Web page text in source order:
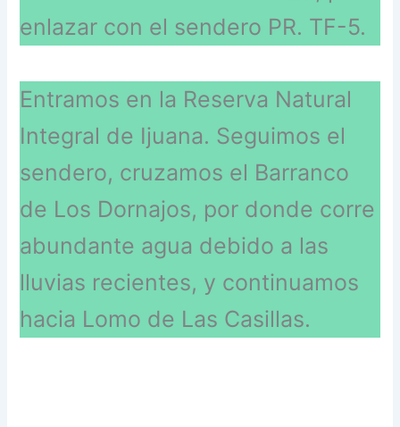
enlazar con el sendero PR. TF-5.
Entramos en la Reserva Natural
Integral de Ijuana. Seguimos el
sendero, cruzamos el Barranco
de Los Dornajos, por donde corre
abundante agua debido a las
lluvias recientes, y continuamos
hacia Lomo de Las Casillas.